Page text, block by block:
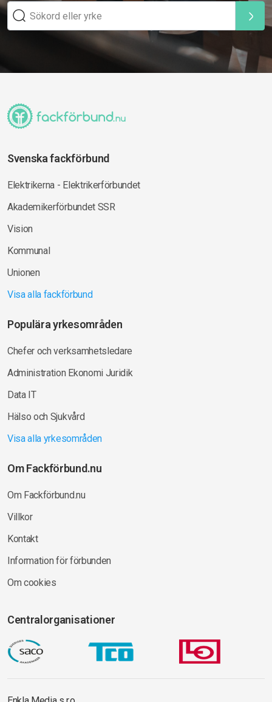
Svenska fackförbund
Elektrikerna - Elektrikerförbundet
Akademikerförbundet SSR
Vision
Kommunal
Unionen
Visa alla fackförbund
Populära yrkesområden
Chefer och verksamhetsledare
Administration Ekonomi Juridik
Data IT
Hälso och Sjukvård
Visa alla yrkesområden
Om Fackförbund.nu
Om Fackförbund.nu
Villkor
Kontakt
Information för förbunden
Om cookies
Centralorganisationer